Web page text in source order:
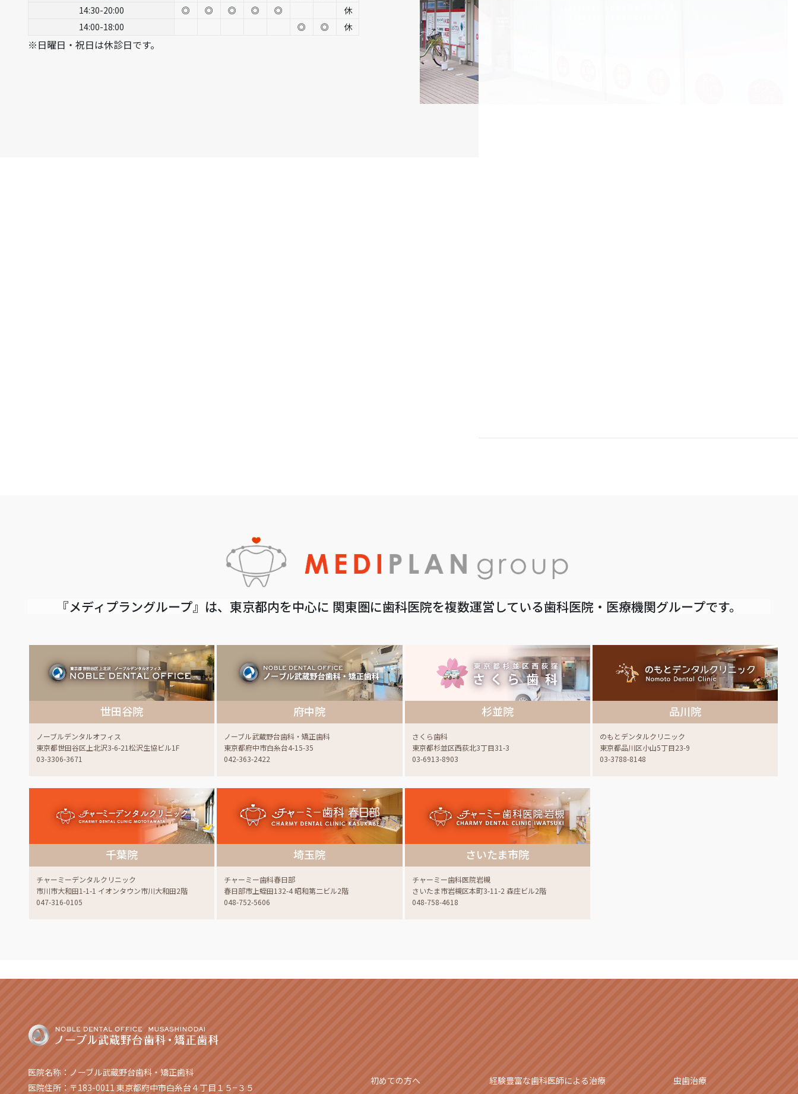
14:30-20:00
◎ ◎ ◎ ◎ ◎
休
14:00-18:00
◎ ◎ 休
※日曜日・祝日は休診日です。
『メディプラングループ』は、東京都内を中心に 関東圏に歯科医院を複数運営している歯科医院・医療機関グループです。
世田谷院
ノーブルデンタルオフィス
東京都世田谷区上北沢3-6-21松沢生協ビル1F
03-3306-3671
府中院
ノーブル武蔵野台歯科・矯正歯科
東京都府中市白糸台4-15-35
042-363-2422
杉並院
さくら歯科
東京都杉並区西荻北3丁目31-3
03-6913-8903
品川院
のもとデンタルクリニック
東京都品川区小山5丁目23-9
03-3788-8148
千葉院
チャーミーデンタルクリニック
市川市大和田1-1-1 イオンタウン市川大和田2階
047-316-0105
埼玉院
チャーミー歯科春日部
春日部市上蛭田132-4 昭和第二ビル2階
048-752-5606
さいたま市院
チャーミー歯科医院岩槻
さいたま市岩槻区本町3-11-2 森庄ビル2階
048-758-4618
医院名称：ノーブル武蔵野台歯科・矯正歯科
医院住所：〒183-0011 東京都府中市白糸台４丁目１５−３５
初めての方へ 経験豊富な歯科医師による治療 虫歯治療